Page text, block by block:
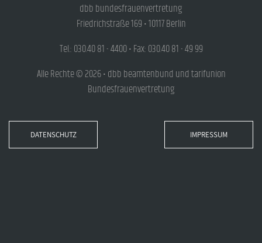
dbb bundesfrauenvertretung
Friedrichstraße 169 • 10117 Berlin
Tel.: 030.40 81 - 4400 • Fax: 030.40 81 - 49 99
Alle Rechte © 2026 • dbb beamtenbund und tarifunion
Bundesfrauenvertretung
DATENSCHUTZ IMPRESSUM